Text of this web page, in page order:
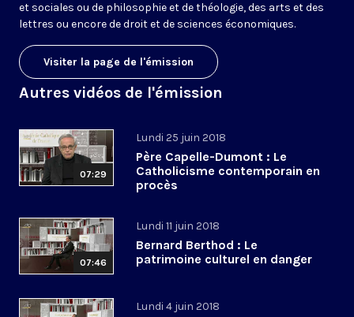
et sociales ou de philosophie et de théologie, des arts et des
lettres ou encore de droit et de sciences économiques.
Visiter la page de l'émission
Autres vidéos de l'émission
07:29
Lundi 25 juin 2018
Père Capelle-Dumont : Le
Catholicisme contemporain en
procès
07:46
Lundi 11 juin 2018
Bernard Berthod : Le
patrimoine culturel en danger
Lundi 4 juin 2018